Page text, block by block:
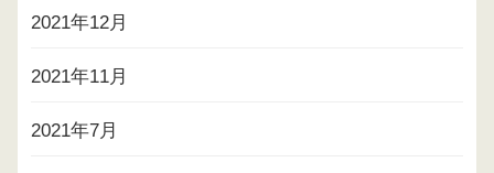
2021年12月
2021年11月
2021年7月